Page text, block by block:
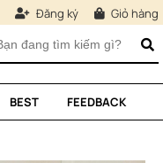
Đăng ký Giỏ hàng
BEST FEEDBACK